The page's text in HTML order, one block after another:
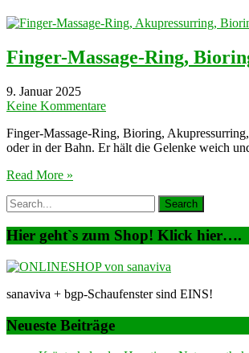
Finger-Massage-Ring,
9. Januar 2025
Keine Kommentare
Finger-Massage-Ring, Bioring,
oder in der Bahn. Er hält die Gelenke weich
Read More »
Hier geht`s zum Shop! Klick hier….
sanaviva + bgp-Schaufenster sind EINS!
Neueste Beiträge